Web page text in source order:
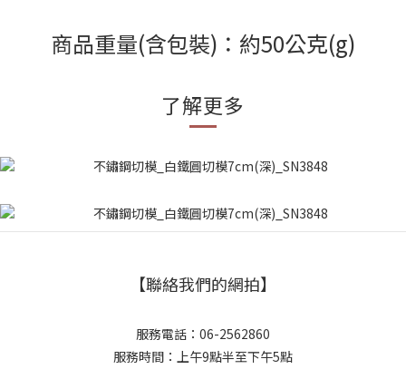
商品重量(含包裝)：約50公克(g)
了解更多
【聯絡我們的網拍】
服務電話：06-2562860
服務時間：上午9點半至下午5點